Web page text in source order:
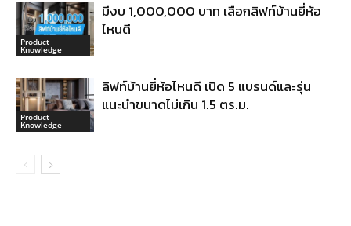
Product
Knowledge
มีงบ 1,000,000 บาท เลือกลิฟท์บ้านยี่ห้อ
ไหนดี
Product
Knowledge
ลิฟท์บ้านยี่ห้อไหนดี เปิด 5 แบรนด์และรุ่น
แนะนำขนาดไม่เกิน 1.5 ตร.ม.